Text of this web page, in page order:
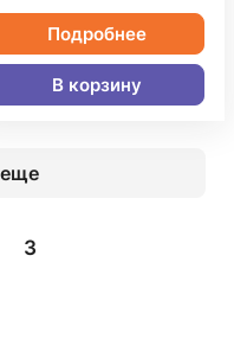
Подробнее
В корзину
еще
3